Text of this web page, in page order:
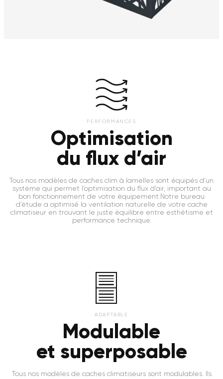
PERFORMANCES
Optimisation
du flux d’air
Tous nos modèles de caches clim à lamelles sont équipés d’un
système qui permet l’optimisation du flux d’air, important au
bon fonctionnement de votre équipement.Notre bureau
d’étude a optimisé la ventilation naturelle de votre cache
climatiseur en trouvant le juste équilibre entre esthétisme et
performance technique.
ADAPTABLE
Modulable
et superposable
Tous nos modèles de caches climatiseurs sont modulables. Ils